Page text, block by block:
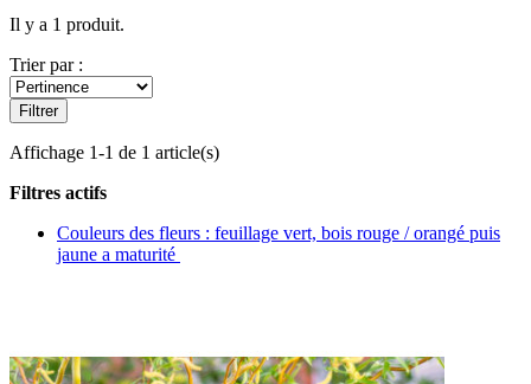
Il y a 1 produit.
Trier par :
Filtrer
Affichage 1-1 de 1 article(s)
Filtres actifs
Couleurs des fleurs : feuillage vert, bois rouge / orangé puis
jaune a maturité